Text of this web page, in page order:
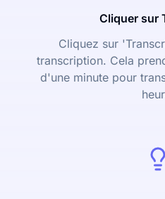
Cliquer sur
Cliquez sur
transcription. Cela
d'une minute pour